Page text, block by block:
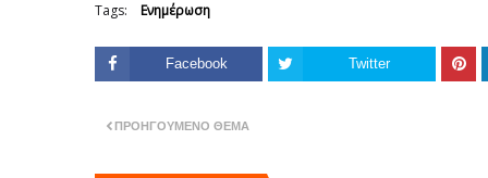
Tags: Ενημέρωση
Facebook Twitter
ΠΡΟΗΓΟΎΜΕΝΟ ΘΈΜΑ